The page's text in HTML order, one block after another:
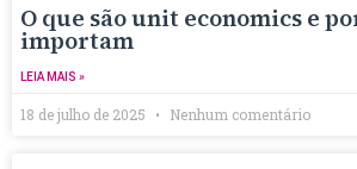
O que são unit economics e
importam
LEIA MAIS »
18 de julho de 2025 Nenhum comentário